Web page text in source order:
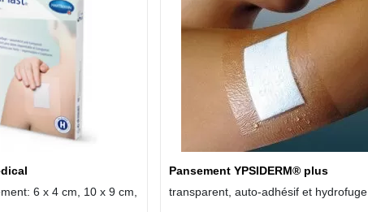
6 x 4 cm, 10 x 9 cm,
Pansement YPSIDERM® plus
transparent, auto-adhésif et hydrofuge